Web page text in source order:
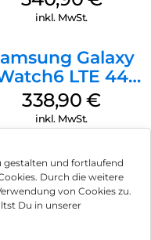
gestalten und fortlaufend
Durch die weitere
von Cookies zu.
Du in unserer
inkl. MwSt.
Galaxy
LTE 44
mm Graphite
338,90€
inkl. MwSt.